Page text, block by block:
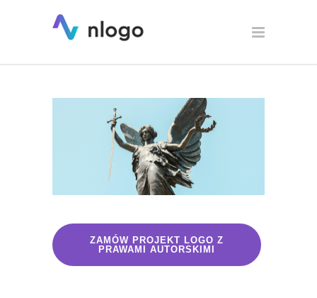
Logo z prawami autorskimi
ZAMÓW PROJEKT LOGO Z
PRAWAMI AUTORSKIMI